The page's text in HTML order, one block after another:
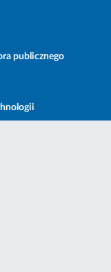
publicznego